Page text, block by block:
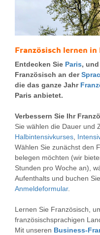
Französisch lernen in
Entdecken Sie Paris,
Französisch an der
die das ganze Jahr
Paris anbietet.
Verbessern Sie Ihr
Sie wählen die Dauer und
Halbintensivkurses,
Wählen Sie zunächst den
belegen möchten (wir
Stunden pro Woche an),
Aufenthalts und buchen
Anmeldeformular.
Lernen Sie Französisch,
französischsprachigen
Mit unseren Business-